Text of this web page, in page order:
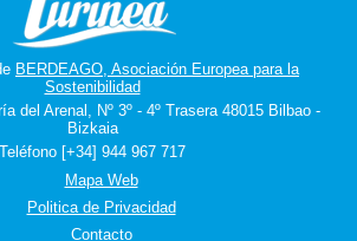
BERDEAGO, Asociación Europea para la
Sostenibilidad
del Arenal, Nº 3º - 4º Trasera 48015 Bilbao -
Bizkaia
Teléfono [+34] 944 967 717
Mapa Web
Politica de Privacidad
Contacto